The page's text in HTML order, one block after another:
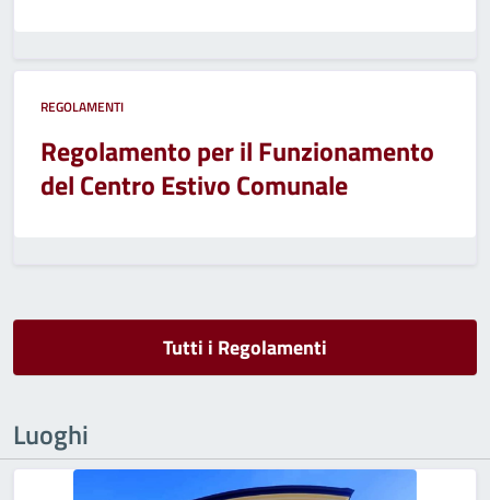
REGOLAMENTI
Regolamento per il Funzionamento
del Centro Estivo Comunale
Tutti i Regolamenti
Luoghi